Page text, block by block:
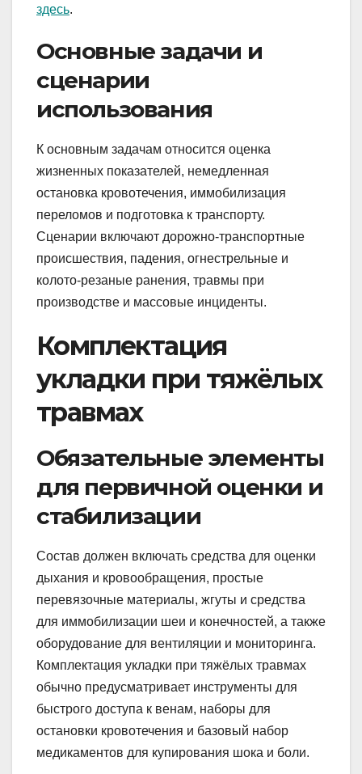
здесь.
Основные задачи и
сценарии
использования
К основным задачам относится оценка
жизненных показателей, немедленная
остановка кровотечения, иммобилизация
переломов и подготовка к транспорту.
Сценарии включают дорожно‑транспортные
происшествия, падения, огнестрельные и
колото‑резаные ранения, травмы при
производстве и массовые инциденты.
Комплектация
укладки при тяжёлых
травмах
Обязательные элементы
для первичной оценки и
стабилизации
Состав должен включать средства для оценки
дыхания и кровообращения, простые
перевязочные материалы, жгуты и средства
для иммобилизации шеи и конечностей, а также
оборудование для вентиляции и мониторинга.
Комплектация укладки при тяжёлых травмах
обычно предусматривает инструменты для
быстрого доступа к венам, наборы для
остановки кровотечения и базовый набор
медикаментов для купирования шока и боли.